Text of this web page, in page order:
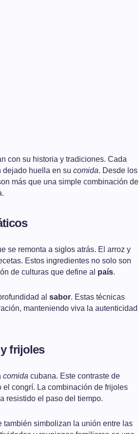
con su historia y tradiciones. Cada
dejado huella en su comida. Desde los
más que una simple combinación de
se remonta a siglos atrás. El arroz y
Estos ingredientes no solo son
de culturas que define al país.
al sabor. Estas técnicas
manteniendo viva la autenticidad
frijoles
comida cubana. Este contraste de
el congrí. La combinación de frijoles
resistido el paso del tiempo.
también simbolizan la unión entre las